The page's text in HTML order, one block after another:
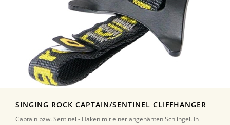
SINGING ROCK CAPTAIN/SENTINEL CLIFFHANGER
Captain bzw. Sentinel - Haken mit einer angenähten Schlingel. In